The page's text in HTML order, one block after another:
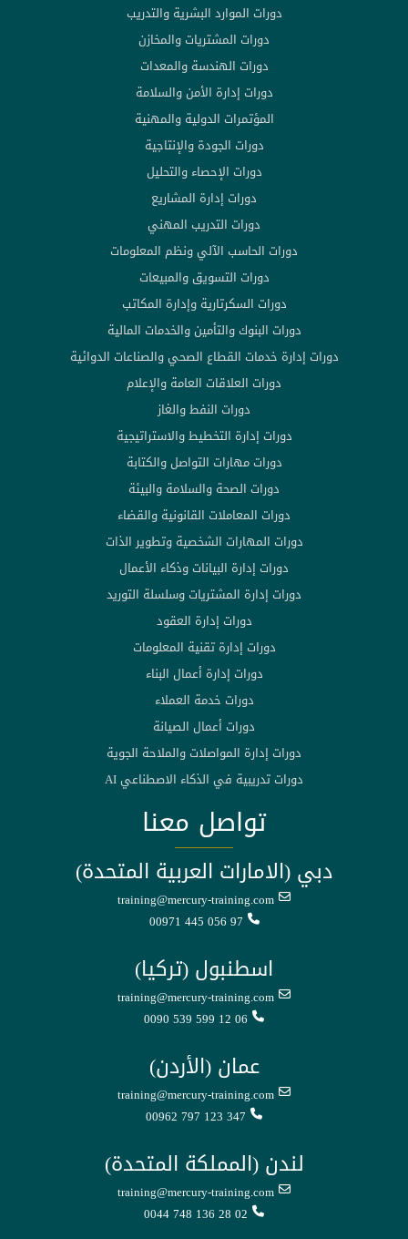
دورات الموارد البشرية والتدريب
دورات المشتريات والمخازن
دورات الهندسة والمعدات
دورات إدارة الأمن والسلامة
المؤتمرات الدولية والمهنية
دورات الجودة والإنتاجية
دورات الإحصاء والتحليل
دورات إدارة المشاريع
دورات التدريب المهني
دورات الحاسب الآلي ونظم المعلومات
دورات التسويق والمبيعات
دورات السكرتارية وإدارة المكاتب
دورات البنوك والتأمين والخدمات المالية
دورات إدارة خدمات القطاع الصحي والصناعات الدوائية
دورات العلاقات العامة والإعلام
دورات النفط والغاز
دورات إدارة التخطيط والاستراتيجية
دورات مهارات التواصل والكتابة
دورات الصحة والسلامة والبيئة
دورات المعاملات القانونية والقضاء
دورات المهارات الشخصية وتطوير الذات
دورات إدارة البيانات وذكاء الأعمال
دورات إدارة المشتريات وسلسلة التوريد
دورات إدارة العقود
دورات إدارة تقنية المعلومات
دورات إدارة أعمال البناء
دورات خدمة العملاء
دورات أعمال الصيانة
دورات إدارة المواصلات والملاحة الجوية
دورات تدريبية في الذكاء الاصطناعي AI
تواصل معنا
دبي (الامارات العربية المتحدة)
training@mercury-training.com
00971 445 056 97
اسطنبول (تركيا)
training@mercury-training.com
0090 539 599 12 06
عمان (الأردن)
training@mercury-training.com
00962 797 123 347
لندن (المملكة المتحدة)
training@mercury-training.com
0044 748 136 28 02